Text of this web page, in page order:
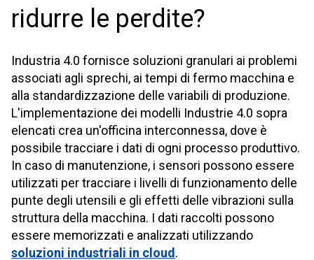
ridurre le perdite?
Industria 4.0 fornisce soluzioni granulari ai problemi
associati agli sprechi, ai tempi di fermo macchina e
alla standardizzazione delle variabili di produzione.
L'implementazione dei modelli Industrie 4.0 sopra
elencati crea un'officina interconnessa, dove è
possibile tracciare i dati di ogni processo produttivo.
In caso di manutenzione, i sensori possono essere
utilizzati per tracciare i livelli di funzionamento delle
punte degli utensili e gli effetti delle vibrazioni sulla
struttura della macchina. I dati raccolti possono
essere memorizzati e analizzati utilizzando
soluzioni industriali in cloud.